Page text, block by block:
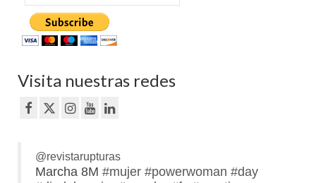
Visita nuestras redes
@revistarupturas
Marcha 8M #mujer #powerwoman #day